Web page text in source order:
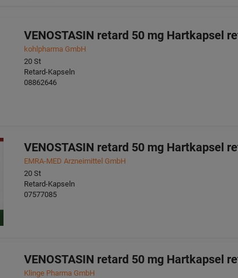
VENOSTASIN retard 50 mg Hartkapsel
kohlpharma GmbH
20 St
Retard-Kapseln
08862646
VENOSTASIN retard 50 mg Hartkapsel
EMRA-MED Arzneimittel GmbH
20 St
Retard-Kapseln
07577085
VENOSTASIN retard 50 mg Hartkapsel
Klinge Pharma GmbH